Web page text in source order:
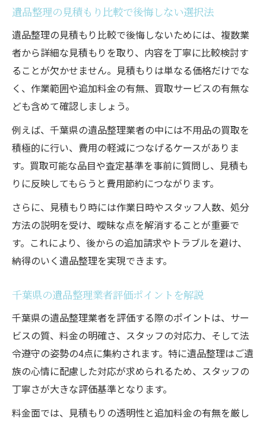
遺品整理の見積もり比較で後悔しない選択法
遺品整理の見積もり比較で後悔しないためには、複数業
者から詳細な見積もりを取り、内容を丁寧に比較検討す
ることが欠かせません。見積もりは単なる価格だけでな
く、作業範囲や追加料金の有無、買取サービスの有無な
ども含めて確認しましょう。
例えば、千葉県の遺品整理業者の中には不用品の買取を
積極的に行い、費用の軽減につなげるケースがありま
す。買取可能な品目や査定基準を事前に質問し、見積も
りに反映してもらうと費用節約につながります。
さらに、見積もり時には作業日時やスタッフ人数、処分
方法の説明を受け、曖昧な点を解消することが重要で
す。これにより、後からの追加請求やトラブルを避け、
納得のいく遺品整理を実現できます。
千葉県の遺品整理業者評価ポイントを解説
千葉県の遺品整理業者を評価する際のポイントは、サー
ビスの質、料金の明確さ、スタッフの対応力、そして法
令遵守の姿勢の4点に集約されます。特に遺品整理はご遺
族の心情に配慮した対応が求められるため、スタッフの
丁寧さが大きな評価基準となります。
料金面では、見積もりの透明性と追加料金の有無を厳し